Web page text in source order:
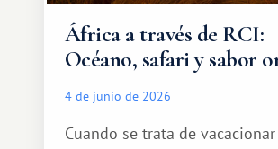
África a través de RCI:
Océano, safari y sabor
4 de junio de 2026
Cuando se trata de